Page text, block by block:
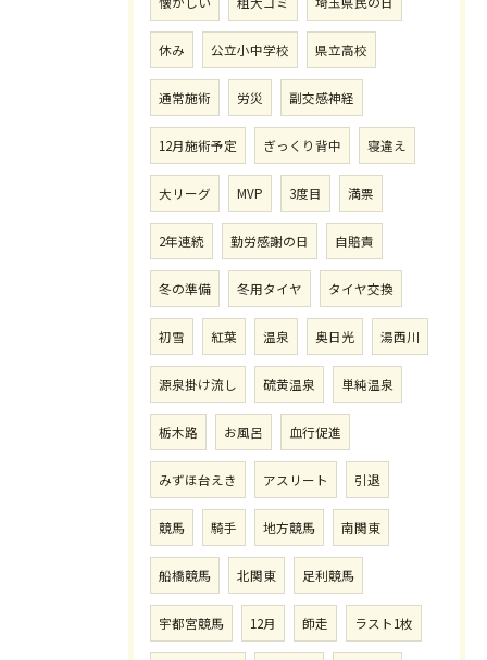
休み 公立小中学校 県立高校
通常施術 労災 副交感神経
12月施術予定 ぎっくり背中 寝違え
大リーグ MVP 3度目 満票
2年連続 勤労感謝の日 自賠責
冬の準備 冬用タイヤ タイヤ交換
初雪 紅葉 温泉 奥日光 湯西川
源泉掛け流し 硫黄温泉 単純温泉
栃木路 お風呂 血行促進
みずほ台えき アスリート 引退
競馬 騎手 地方競馬 南関東
船橋競馬 北関東 足利競馬
宇都宮競馬 12月 師走 ラスト1枚